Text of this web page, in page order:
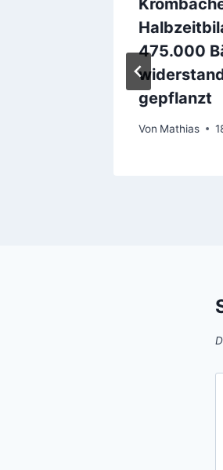
475.000
gepflanzt
Von Mathias